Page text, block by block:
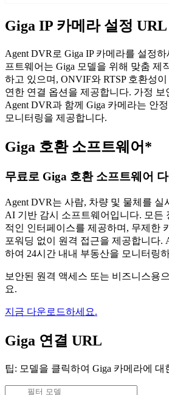
Giga IP 카메라 설정
Agent DVR로 Giga IP 카메라를 설정
프트웨어는 Giga 모델을 위해 맞춤 제
하고 있으며, ONVIF와 RTSP 호환성
연한 연결 옵션을 제공합니다. 가정
Agent DVR과 함께 Giga 카메라는 안
모니터링을 제공합니다.
Giga 호환 소프트웨어*
무료로 Giga 호환 소프트웨어 다
Agent DVR는 사람, 차량 및 물체를 실
AI 기반 감시 소프트웨어입니다. 모든
적인 인터페이스를 제공하며, 무제한
포워딩 없이 원격 접근을 제공합니다.
하여 24시간 내내 부동산을 모니터링
보안된 원격 액세스 또는 비즈니스용
요.
지금 다운로드하세요.
Giga 연결 URL
팁: 모델을 클릭하여 Giga 카메라에